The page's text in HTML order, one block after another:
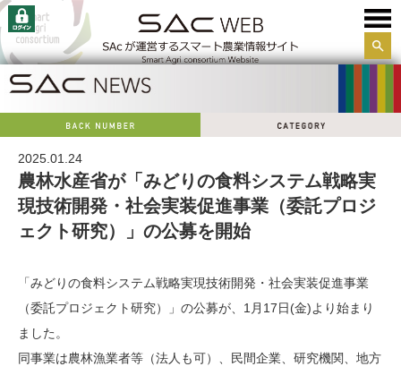
サイ
2025.01.24
農林水産省が「みどりの食料システム戦略実
現技術開発・社会実装促進事業（委託プロジ
ェクト研究）」の公募を開始
「みどりの食料システム戦略実現技術開発・社会実装促進事業
（委託プロジェクト研究）」の公募が、1月17日(金)より始まり
ました。
同事業は農林漁業者等（法人も可）、民間企業、研究機関、地方